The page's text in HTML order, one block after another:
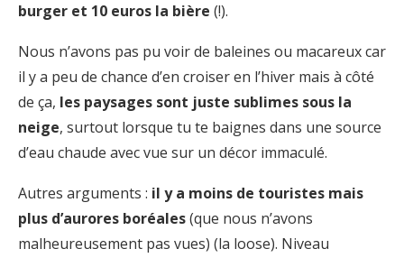
burger et 10 euros la bière (!).
Nous n’avons pas pu voir de baleines ou macareux car
il y a peu de chance d’en croiser en l’hiver mais à côté
de ça, les paysages sont juste sublimes sous la
neige, surtout lorsque tu te baignes dans une source
d’eau chaude avec vue sur un décor immaculé.
Autres arguments : il y a moins de touristes mais
plus d’aurores boréales(que nous n’avons
malheureusement pas vues) (la loose). Niveau